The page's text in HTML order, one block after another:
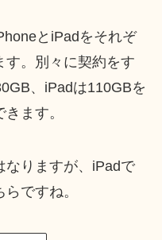
とiPadをそれぞ
す。別々に契約をす
、iPadは110GBを
ます。
なりますが、iPadで
ですね。